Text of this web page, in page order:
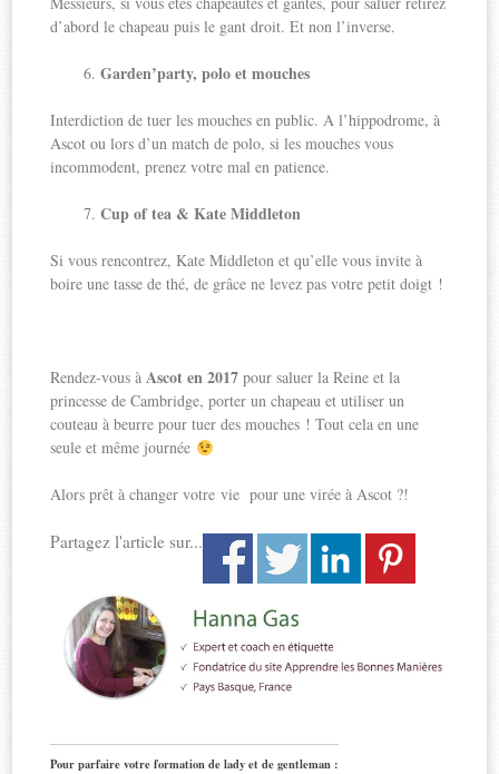
d’abord le chapeau puis le gant droit. Et non l’inverse.
Garden’party, polo et mouches
Interdiction de tuer les mouches en public. A l’hippodrome, à
Ascot ou lors d’un match de polo, si les mouches vous
incommodent, prenez votre mal en patience.
Cup of tea & Kate Middleton
Si vous rencontrez, Kate Middleton et qu’elle vous invite à
boire une tasse de thé, de grâce ne levez pas votre petit doigt !
Rendez-vous àAscot en 2017 pour saluer la Reine et la
princesse de Cambridge, porter un chapeau et utiliser un
couteau à beurre pour tuer des mouches ! Tout cela en une
seule et même journée
Alors prêt à changer votre vie pour une virée à Ascot ?!
Partagez l'article sur...
Pour parfaire votre formation de lady et de gentleman :